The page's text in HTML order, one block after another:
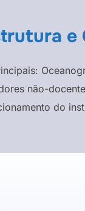
e
não-
do